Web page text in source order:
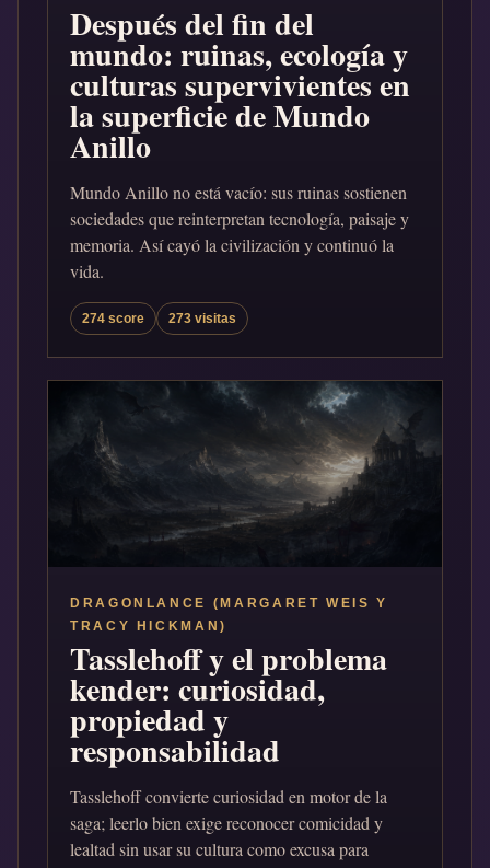
Después del fin del
mundo: ruinas, ecología y
culturas supervivientes en
la superficie de Mundo
Anillo
Mundo Anillo no está vacío: sus ruinas sostienen
sociedades que reinterpretan tecnología, paisaje y
memoria. Así cayó la civilización y continuó la
vida.
274 score 273 visitas
DRAGONLANCE (MARGARET WEIS Y
TRACY HICKMAN)
Tasslehoff y el problema
kender: curiosidad,
propiedad y
responsabilidad
Tasslehoff convierte curiosidad en motor de la
saga; leerlo bien exige reconocer comicidad y
lealtad sin usar su cultura como excusa para